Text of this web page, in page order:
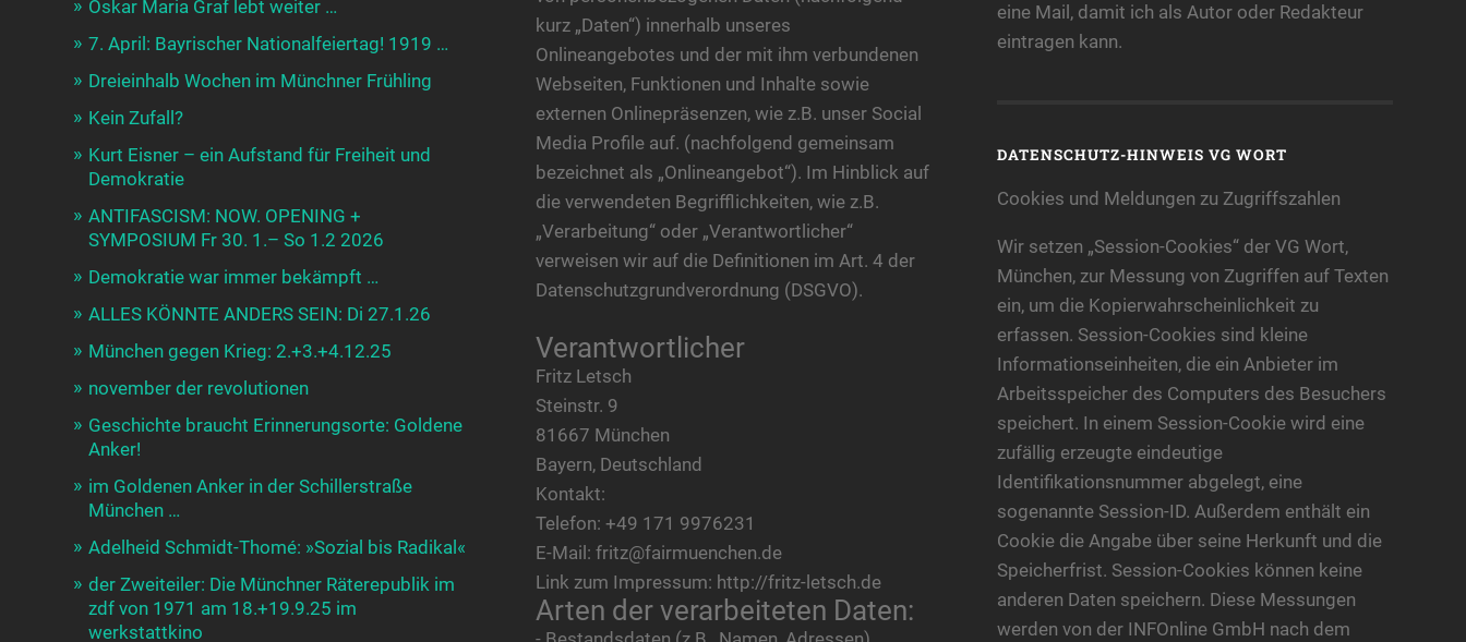
Oskar Maria Graf lebt weiter …
7. April: Bayrischer Nationalfeiertag! 1919 …
Dreieinhalb Wochen im Münchner Frühling
Kein Zufall?
Kurt Eisner – ein Aufstand für Freiheit und
Demokratie
ANTIFASCISM: NOW. OPENING +
SYMPOSIUM Fr 30. 1.– So 1.2 2026
Demokratie war immer bekämpft …
ALLES KÖNNTE ANDERS SEIN: Di 27.1.26
München gegen Krieg: 2.+3.+4.12.25
november der revolutionen
Geschichte braucht Erinnerungsorte: Goldene
Anker!
im Goldenen Anker in der Schillerstraße
München …
Adelheid Schmidt-Thomé: »Sozial bis Radikal«
der Zweiteiler: Die Münchner Räterepublik im
zdf von 1971 am 18.+19.9.25 im
werkstattkino
kurz „Daten“) innerhalb unseres
Onlineangebotes und der mit ihm verbundenen
Webseiten, Funktionen und Inhalte sowie
externen Onlinepräsenzen, wie z.B. unser Social
Media Profile auf. (nachfolgend gemeinsam
bezeichnet als „Onlineangebot“). Im Hinblick auf
die verwendeten Begrifflichkeiten, wie z.B.
„Verarbeitung“ oder „Verantwortlicher“
verweisen wir auf die Definitionen im Art. 4 der
Datenschutzgrundverordnung (DSGVO).
Verantwortlicher
Fritz Letsch
Steinstr. 9
81667 München
Bayern, Deutschland
Kontakt:
Telefon: +49 171 9976231
E-Mail: fritz@fairmuenchen.de
Link zum Impressum: http://fritz-letsch.de
Arten der verarbeiteten Daten:
eine Mail, damit ich als Autor oder Redakteur
eintragen kann.
DATENSCHUTZ-HINWEIS VG WORT
Cookies und Meldungen zu Zugriffszahlen
Wir setzen „Session-Cookies“ der VG Wort,
München, zur Messung von Zugriffen auf Texten
ein, um die Kopierwahrscheinlichkeit zu
erfassen. Session-Cookies sind kleine
Informationseinheiten, die ein Anbieter im
Arbeitsspeicher des Computers des Besuchers
speichert. In einem Session-Cookie wird eine
zufällig erzeugte eindeutige
Identifikationsnummer abgelegt, eine
sogenannte Session-ID. Außerdem enthält ein
Cookie die Angabe über seine Herkunft und die
Speicherfrist. Session-Cookies können keine
anderen Daten speichern. Diese Messungen
werden von der INFOnline GmbH nach dem